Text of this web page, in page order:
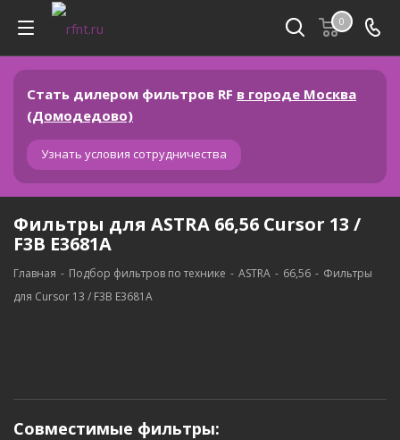
0
Стать дилером фильтров RF в городе Москва
(Домодедово)
Узнать условия сотрудничества
Фильтры для ASTRA 66,56 Cursor 13 /
F3B E3681A
Главная - Подбор фильтров по технике - ASTRA - 66,56 - Фильтры
для Cursor 13 / F3B E3681A
Совместимые фильтры: